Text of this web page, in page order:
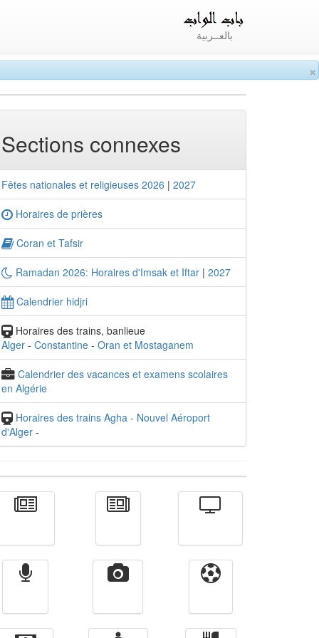
×
بالعــربية
Sections connexes
Fêtes nationales et religieuses 2026 | 2027
Horaires de prières
Coran et Tafsir
Ramadan 2026: Horaires d'Imsak et Iftar | 2027
Calendrier hidjri
Horaires des trains, banlieue
Alger - Constantine - Oran et Mostaganem
Calendrier des vacances et examens scolaires
en Algérie
Horaires des trains Agha - Nouvel Aéroport
d'Alger -